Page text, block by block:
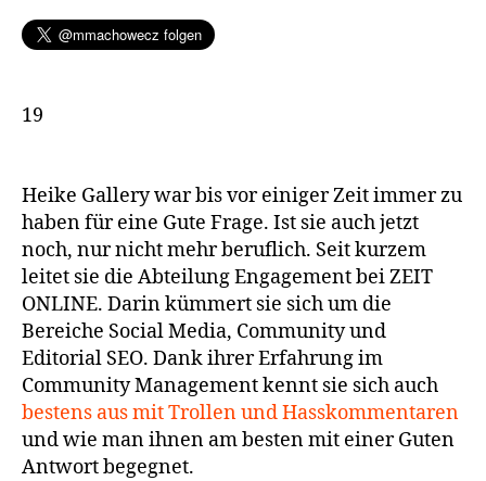
19
Heike Gallery war bis vor einiger Zeit immer zu
haben für eine Gute Frage. Ist sie auch jetzt
noch, nur nicht mehr beruflich. Seit kurzem
leitet sie die Abteilung Engagement bei ZEIT
ONLINE. Darin kümmert sie sich um die
Bereiche Social Media, Community und
Editorial SEO. Dank ihrer Erfahrung im
Community Management kennt sie sich auch
bestens aus mit Trollen und Hasskommentaren
und wie man ihnen am besten mit einer Guten
Antwort begegnet.